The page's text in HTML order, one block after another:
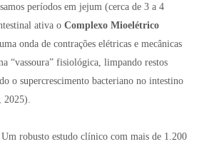
períodos em jejum (cerca de 3 a 4
ativa o Complexo Mioelétrico
onda de contrações elétricas e mecânicas
“vassoura” fisiológica, limpando restos
o supercrescimento bacteriano no intestino
2025).
Um robusto estudo clínico com mais de 1.200